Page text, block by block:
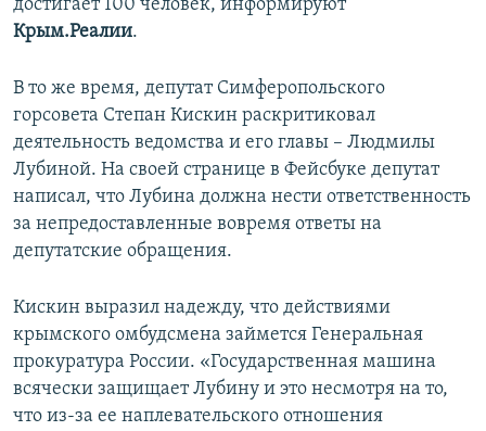
УКРАИНСКАЯ ПРОБЛЕМА КРЫМА
достигает 100 человек, информируют
Крым.Реалии.
В то же время, депутат Симферопольского
горсовета Степан Кискин раскритиковал
деятельность ведомства и его главы – Людмилы
Лубиной. На своей странице в Фейсбуке депутат
написал, что Лубина должна нести ответственность
за непредоставленные вовремя ответы на
депутатские обращения.
Кискин выразил надежду, что действиями
крымского омбудсмена займется Генеральная
прокуратура России. «Государственная машина
всячески защищает Лубину и это несмотря на то,
что из-за ее наплевательского отношения